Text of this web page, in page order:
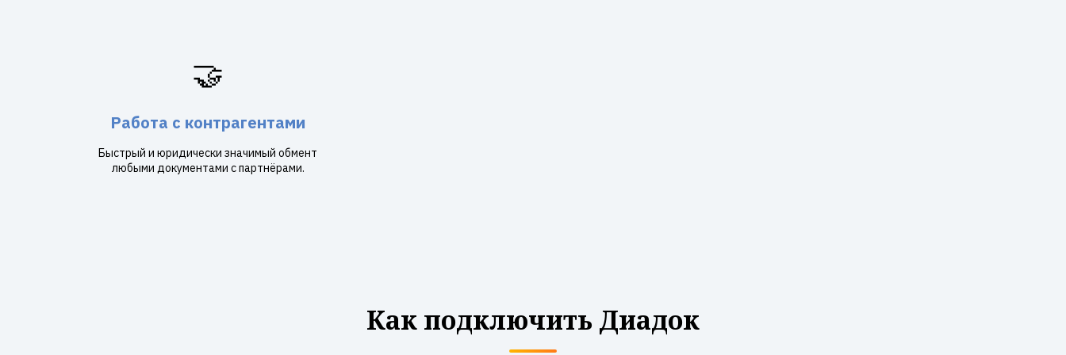
🤝
Работа с контрагентами
Быстрый и юридически значимый обмент
любыми документами с партнёрами.
Как подключить Диадок